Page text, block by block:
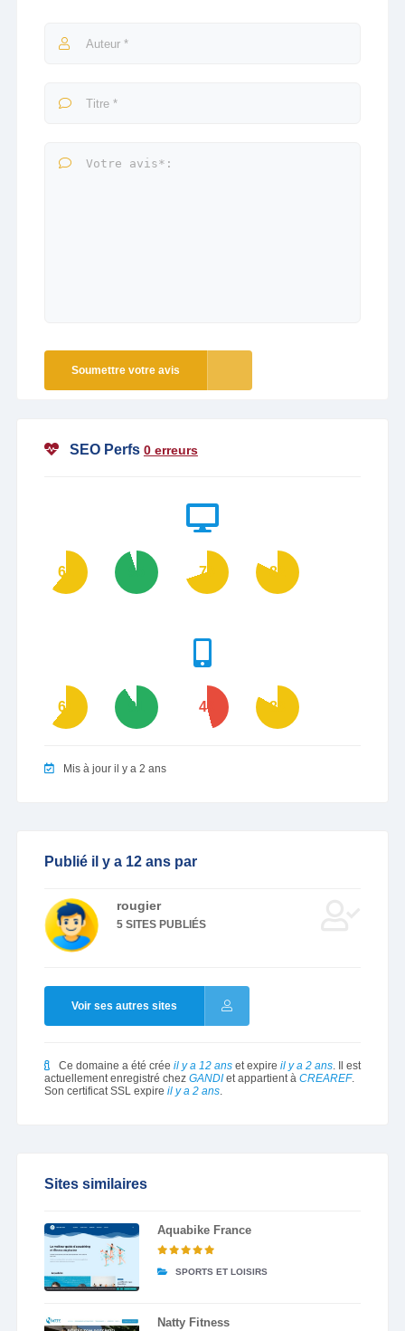
Soumettre votre avis
SEO Perfs 0 erreurs
61 95 70 82
61 91 46 83
Mis à jour il y a 2 ans
Publié il y a 12 ans par
rougier
5 SITES PUBLIÉS
Voir ses autres sites
Ce domaine a été crée il y a 12 anset expire il y a 2 ans. Il est
actuellement enregistré chez GANDIet appartient à CREAREF.
Son certificat SSL expire il y a 2 ans.
Sites similaires
Aquabike France
SPORTS ET LOISIRS
Natty Fitness